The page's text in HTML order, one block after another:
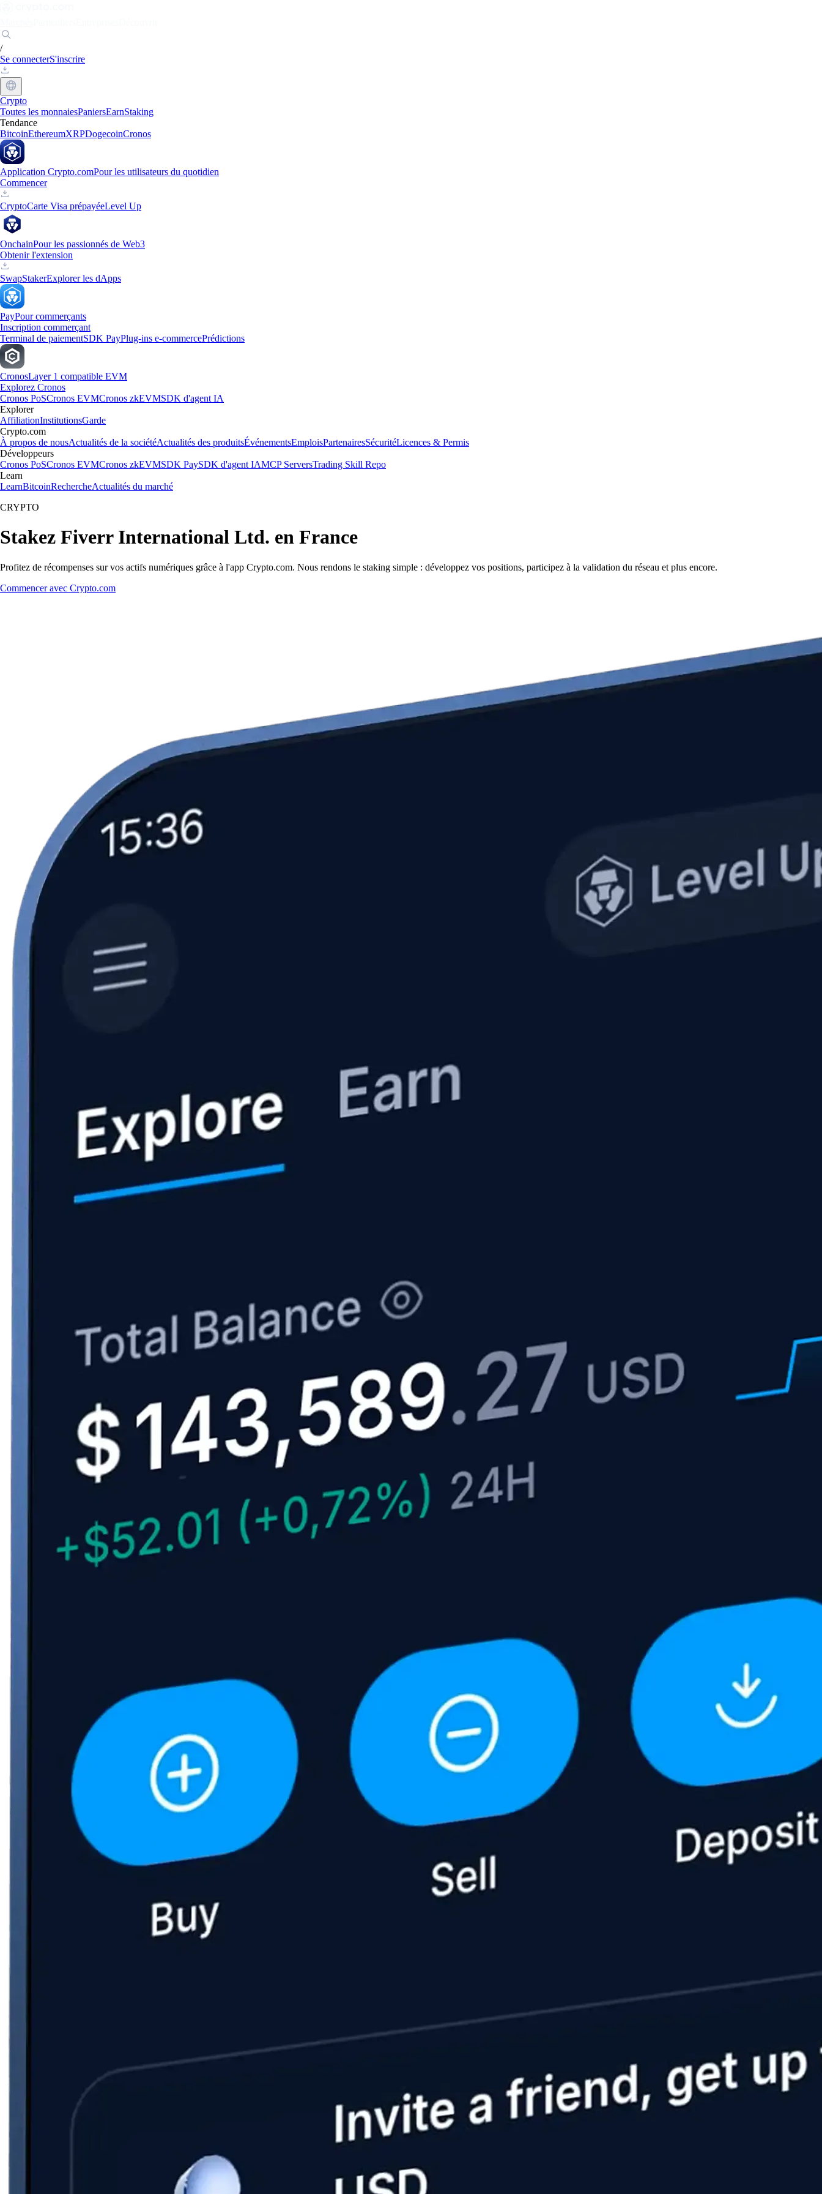
/
Se connecterS'inscrire
Crypto
Toutes les monnaiesPaniersEarnStaking
Tendance
BitcoinEthereumXRPDogecoinCronos
Application Crypto.comPour les utilisateurs du quotidien
Commencer
CryptoCarte Visa prépayéeLevel Up
OnchainPour les passionnés de Web3
Obtenir l'extension
SwapStakerExplorer les dApps
PayPour commerçants
Inscription commerçant
Terminal de paiementSDK PayPlug-ins e-commercePrédictions
CronosLayer 1 compatible EVM
Explorez Cronos
Cronos PoSCronos EVMCronos zkEVMSDK d'agent IA
Explorer
AffiliationInstitutionsGarde
Crypto.com
À propos de nousActualités de la sociétéActualités des produitsÉvénementsEmploisPartenairesSécuritéLicences & Permis
Développeurs
Cronos PoSCronos EVMCronos zkEVMSDK PaySDK d'agent IAMCP ServersTrading Skill Repo
Learn
LearnBitcoinRechercheActualités du marché
CRYPTO
Stakez Fiverr International Ltd. en France
Profitez de récompenses sur vos actifs numériques grâce à l'app Crypto.com. Nous rendons le staking simple : développez vos positions, participez à la validation du réseau et plus encore.
Commencer avec Crypto.com